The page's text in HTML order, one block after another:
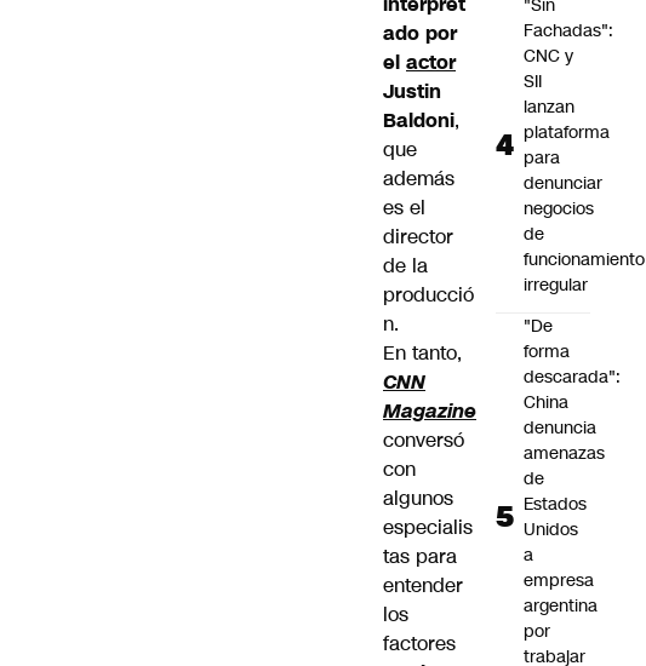
ado por
el actor
Justin
Baldoni,
que
además
es el
director
de la
producció
n.
En tanto,
CNN
Magazine
conversó
con
algunos
especialis
tas para
entender
los
factores
"Sin
Fachadas":
CNC y
SII
lanzan
plataforma
para
denunciar
negocios
de
funcionamiento
irregular
"De
forma
descarada":
China
denuncia
amenazas
de
Estados
Unidos
a
empresa
argentina
por
trabajar